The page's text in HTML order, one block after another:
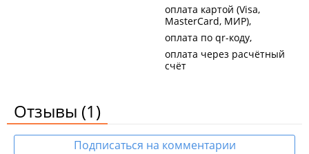
оплата картой (Visa,
MasterCard, МИР)
оплата по qr-коду
оплата через расчётный
счёт
Отзывы (1)
Подписаться на комментарии